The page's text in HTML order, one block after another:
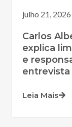
julho 21, 2026
Carlos
explica
e
entrevista
Leia Mais